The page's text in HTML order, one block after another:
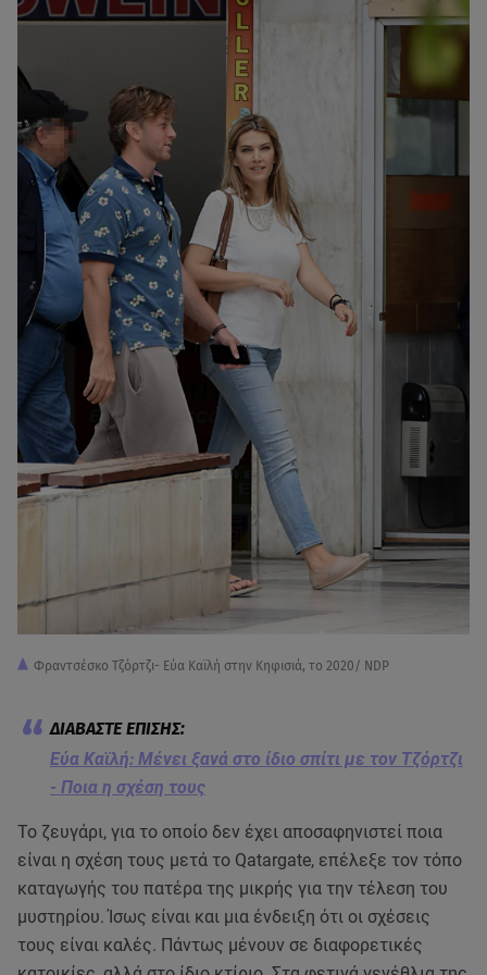
Φραντσέσκο Τζόρτζι- Εύα Καϊλή στην Κηφισιά, το 2020/ NDP
Εύα Καϊλή: Μένει ξανά στο ίδιο σπίτι με τον Τζόρτζι
- Ποια η σχέση τους
Το ζευγάρι, για το οποίο δεν έχει αποσαφηνιστεί ποια
είναι η σχέση τους μετά το Qatargate, επέλεξε τον τόπο
καταγωγής του πατέρα της μικρής για την τέλεση του
μυστηρίου. Ίσως είναι και μια ένδειξη ότι οι σχέσεις
τους είναι καλές. Πάντως μένουν σε διαφορετικές